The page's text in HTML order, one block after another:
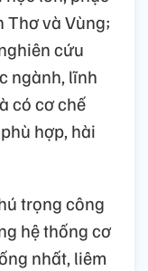
Thơ và Vùng;
cứu
ngành, lĩnh
có cơ chế
hợp, hài
trọng công
hệ thống cơ
nhất, liêm